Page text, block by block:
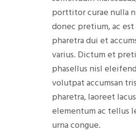
porttitor curae nulla
donec pretium, ac est
pharetra dui et
varius. Dictum et
phasellus nisl
volutpat accumsan
pharetra, laoreet
elementum ac tellus
urna congue.